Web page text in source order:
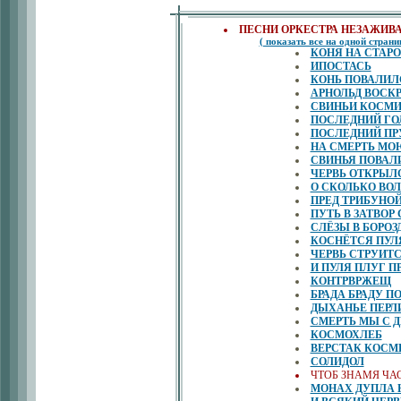
ПЕСНИ ОРКЕСТРА
( показать все на одной
КОНЯ НА
ИПОСТАСЬ
КОНЬ
АРНОЛЬД
СВИНЬИ
ПОСЛЕДНИЙ
ПОСЛЕДНИЙ
НА СМЕРТЬ
СВИНЬЯ
ЧЕРВЬ
О СКОЛЬКО
ПРЕД
ПУТЬ В
СЛЁЗЫ В
КОСНЁТСЯ
ЧЕРВЬ
И ПУЛЯ ПЛУГ
КОНТРВРЖЕЩ
БРАДА БРАДУ
ДЫХАНЬЕ
СМЕРТЬ МЫ С
КОСМОХЛЕБ
ВЕРСТАК
СОЛИДОЛ
ЧТОБ ЗНАМЯ
МОНАХ ДУПЛА